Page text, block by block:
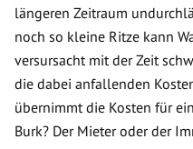
längeren Zeitraum
noch so kleine Ritze kann
versursacht mit der Zeit
die dabei anfallenden
übernimmt die Kosten für
Burk? Der Mieter oder der